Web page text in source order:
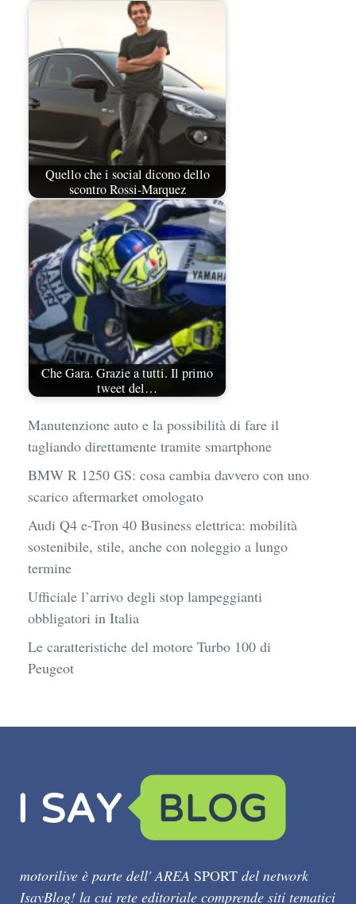
Quello che i social dicono dello
scontro Rossi-Marquez
Che Gara. Grazie a tutti. Il primo
tweet del…
Manutenzione auto e la possibilità di fare il
tagliando direttamente tramite smartphone
BMW R 1250 GS: cosa cambia davvero con uno
scarico aftermarket omologato
Audi Q4 e-Tron 40 Business elettrica: mobilità
sostenibile, stile, anche con noleggio a lungo
termine
Ufficiale l’arrivo degli stop lampeggianti
obbligatori in Italia
Le caratteristiche del motore Turbo 100 di
Peugeot
motorilive è parte dell' AREA SPORT del network
IsayBlog! la cui rete editoriale comprende siti tematici